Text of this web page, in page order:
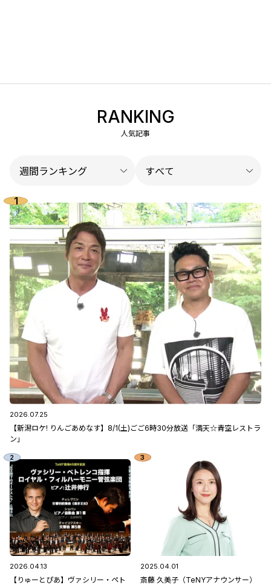
RANKING
人気記事
2026.07.25
【新潟ロケ! りんごあめなす】8/1(土)ごご6時30分放送「満天☆青空レストラ
ン」
2026.04.13
【りゅーとぴあ】ヴァシリー・ペト
2025.04.01
斎藤 久美子（TeNYアナウンサー）